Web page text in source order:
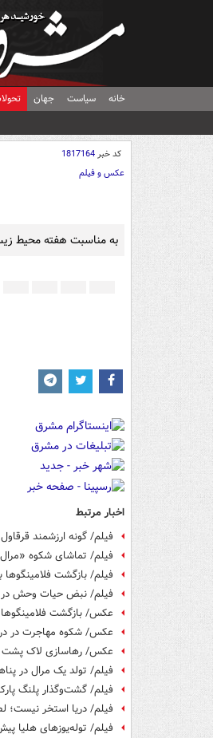
خانه سیاست جهان
کد خبر1817164
عکس و فیلم
به مناسبت هفته محیط
اخبار مرتبط
فیلم/ گونه ارزشمند
فیلم/ تماشای شکوه
فیلم/ بازگشت فلامینگوها
فیلم/ نبض حیات وحش در
عکس/ بازگشت
عکس/ شکوه مهاجرت در
عکس/ رهاسازی لاک پشت
فیلم/ تولد یک مرال در
فیلم/ گشت‌وگذار پلنگ
فیلم/ دریا استخر نیست؛
فیلم/ توله‌یوزهای هلیا